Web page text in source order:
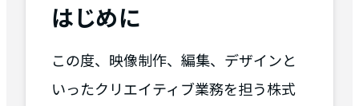
はじめに
この度、映像制作、編集、デザインと
いったクリエイティブ業務を担う株式